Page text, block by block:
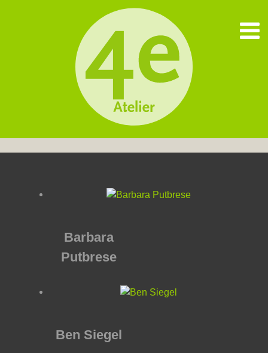
Barbara
Putbrese
Ben Siegel